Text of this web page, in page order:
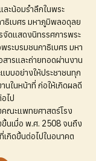
ะน้อมรำลึกในพระ
เบศร มหาภูมิพลอดุลย
ดแสดงนิทรรศการพระ
ระบรมชนกาธิเบศร มหา
ารและถ่ายทอดผ่านงาน
บอย่างให้ประชาชนทุก
นในหน้าที่ ก่อให้เกิดผลดี
ไป
คณะแพทยศาสตร์โรง
นเมื่อ พ.ศ. 2508 จนถึง
กิดขึ้นต่อไปในอนาคต